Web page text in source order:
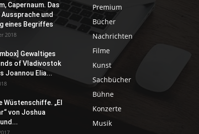
Capernaum. Das
Aussprache und
eines Begriffes
2018
Gewaltiges
of Vladivostok
Joannou Elia...
Wüstenschiffe. „El
von Joshua
Premium
Bücher
Nachrichten
Filme
Kunst
Sachbücher
Bühne
Konzerte
Musik